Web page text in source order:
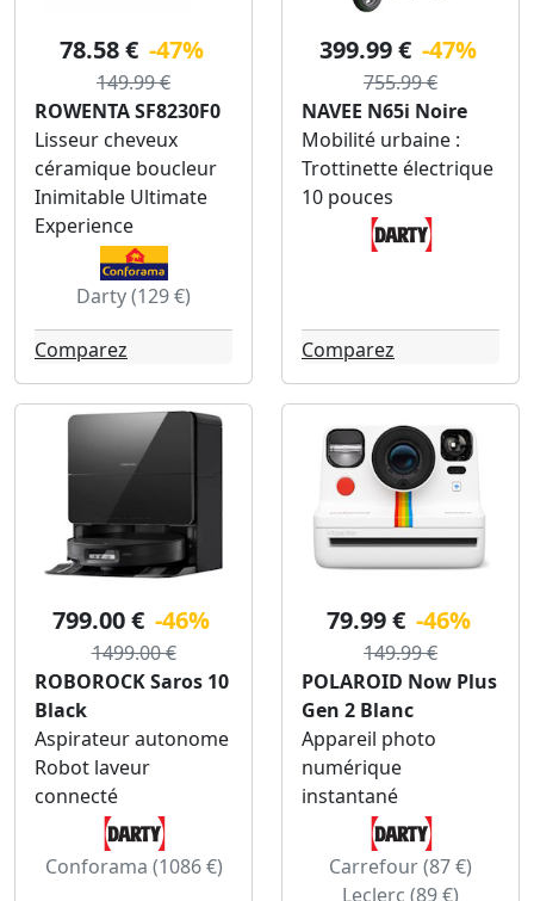
78.58 € -47%
149.99 €
ROWENTA SF8230F0
Lisseur cheveux
céramique boucleur
Inimitable Ultimate
Experience
Darty (129 €)
Comparez
399.99 € -47%
755.99 €
NAVEE N65i Noire
Mobilité urbaine :
Trottinette électrique
10 pouces
Comparez
799.00 € -46%
1499.00 €
ROBOROCK Saros 10
Black
Aspirateur autonome
Robot laveur
connecté
Conforama (1086 €)
79.99 € -46%
149.99 €
POLAROID Now Plus
Gen 2 Blanc
Appareil photo
numérique
instantané
Carrefour (87 €)
Leclerc (89 €)